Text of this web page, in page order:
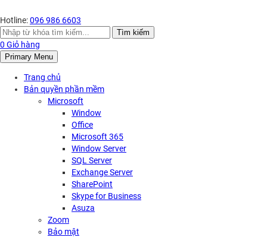
Hotline:096 986 6603
Search
for:
Tìm kiếm
0 Giỏ hàng
Primary Menu
Trang chủ
Bản quyền phần mềm
Microsoft
Window
Office
Microsoft 365
Window Server
SQL Server
Exchange Server
SharePoint
Skype for Business
Asuza
Zoom
Bảo mật